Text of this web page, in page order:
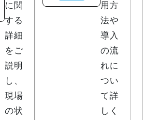
に関
する
詳細
をご
説明
し、
現場
の状
用方
法や
導入
の流
れに
つい
て詳
しく